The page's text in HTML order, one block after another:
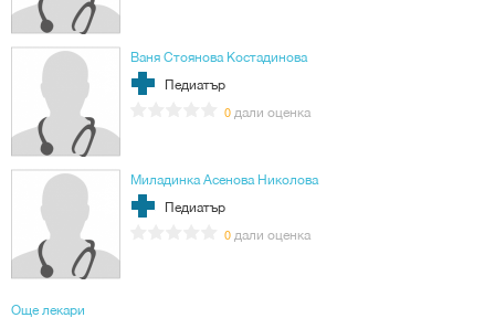
Ваня Стоянова Костадинова
Педиатър
0 дали оценка
Миладинка Асенова Николова
Педиатър
0 дали оценка
Още лекари